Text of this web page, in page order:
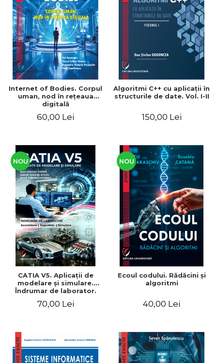
Internet of Bodies. Corpul
uman, nod în reţeaua
digitală
60,00 Lei
Algoritmi C++ cu aplicaţii în
structurile de date. Vol. I-II
150,00 Lei
NOU
CATIA V5. Aplicaţii de
modelare şi simulare.
Îndrumar de laborator.
facultăţile cu profil
70,00 Lei
NOU
Ecoul codului. Rădăcini şi
algoritmi
40,00 Lei